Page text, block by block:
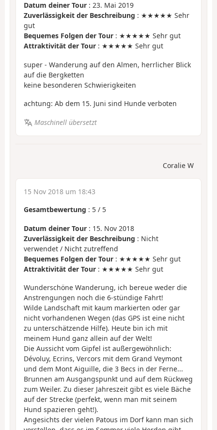
Datum deiner Tour : 23. Mai 2019
Zuverlässigkeit der Beschreibung : ★★★★★ Sehr
gut
Bequemes Folgen der Tour : ★★★★★ Sehr gut
Attraktivität der Tour : ★★★★★ Sehr gut
super - Wanderung auf den Almen, herrlicher Blick
auf die Bergketten
keine besonderen Schwierigkeiten
achtung: Ab dem 15. Juni sind Hunde verboten
Maschinell übersetzt
Coralie W
15 Nov 2018 um 18:43
Gesamtbewertung : 5 / 5
Datum deiner Tour : 15. Nov 2018
Zuverlässigkeit der Beschreibung : Nicht
verwendet / Nicht zutreffend
Bequemes Folgen der Tour : ★★★★★ Sehr gut
Attraktivität der Tour : ★★★★★ Sehr gut
Wunderschöne Wanderung, ich bereue weder die
Anstrengungen noch die 6-stündige Fahrt!
Wilde Landschaft mit kaum markierten oder gar
nicht vorhandenen Wegen (das GPS ist eine nicht
zu unterschätzende Hilfe). Heute bin ich mit
meinem Hund ganz allein auf der Welt!
Die Aussicht vom Gipfel ist außergewöhnlich:
Dévoluy, Ecrins, Vercors mit dem Grand Veymont
und dem Mont Aiguille, die 3 Becs in der Ferne...
Brunnen am Ausgangspunkt und auf dem Rückweg
zum Weiler. Zu dieser Jahreszeit gibt es viele Bäche
auf der Strecke (perfekt, wenn man mit seinem
Hund spazieren geht!).
Angesichts der vielen Patous im Dorf kann man sich